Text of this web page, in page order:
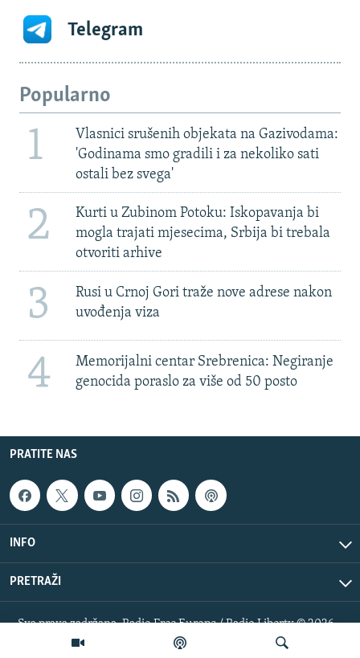
Telegram
Popularno
1
Vlasnici srušenih objekata na Gazivodama:
'Godinama smo gradili i za nekoliko sati
ostali bez svega'
2
Kurti u Zubinom Potoku: Iskopavanja bi
mogla trajati mjesecima, Srbija bi trebala
otvoriti arhive
3
Rusi u Crnoj Gori traže nove adrese nakon
uvođenja viza
4
Memorijalni centar Srebrenica: Negiranje
genocida poraslo za više od 50 posto
PRATITE NAS
INFO
PRETRAŽI
Sva prava zadržana. Radio Free Europe / Radio Liberty © 2026
RFE/RL, Inc.